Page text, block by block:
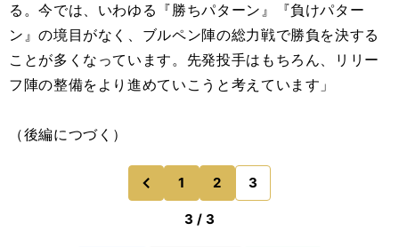
る。今では、いわゆる『勝ちパターン』『負けパター
ン』の境目がなく、ブルペン陣の総力戦で勝負を決する
ことが多くなっています。先発投手はもちろん、リリー
フ陣の整備をより進めていこうと考えています」
（後編につづく）
前
のページへ
1 2 3
3 / 3